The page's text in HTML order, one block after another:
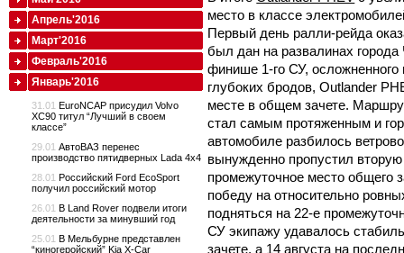
место в классе
Первый день ралли-рейда
был дан на развалинах
финише 1-го СУ,
глубоких бродов, Outlander
месте в общем зачете.
стал самым протяженным и
автомобиле разбилось
вынужденно пропустил
промежуточное место общего
победу на относительно
подняться на 22-е
СУ экипажу удавалось
зачете, а 14 августа на
Апрель'2016
Март'2016
Февраль'2016
Январь'2016
31.01 EuroNCAP присудил Volvo
XC90 титул “Лучший в своем
классе”
29.01 АвтоВАЗ перенес
производство пятидверных Lada 4x4
28.01 Российский Ford EcoSport
получил российский мотор
26.01 В Land Rover подвели итоги
деятельности за минувший год
25.01 В Мельбурне представлен
“киногеройский” Kia X-Car